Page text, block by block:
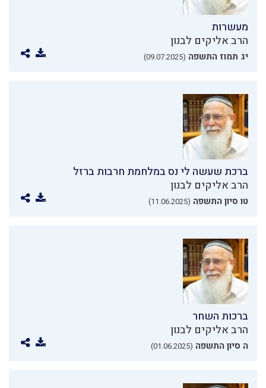
מעשרות
הרב אליקים לבנון
יג תמוז התשפה (09.07.2025)
ברכת שעשה לי נס במלחמת חרבות ברזל
הרב אליקים לבנון
טו סיון התשפה (11.06.2025)
ברכות השחר
הרב אליקים לבנון
ה סיון התשפה (01.06.2025)